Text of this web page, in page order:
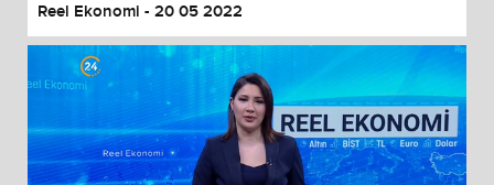
Reel Ekonomi - 20 05 2022